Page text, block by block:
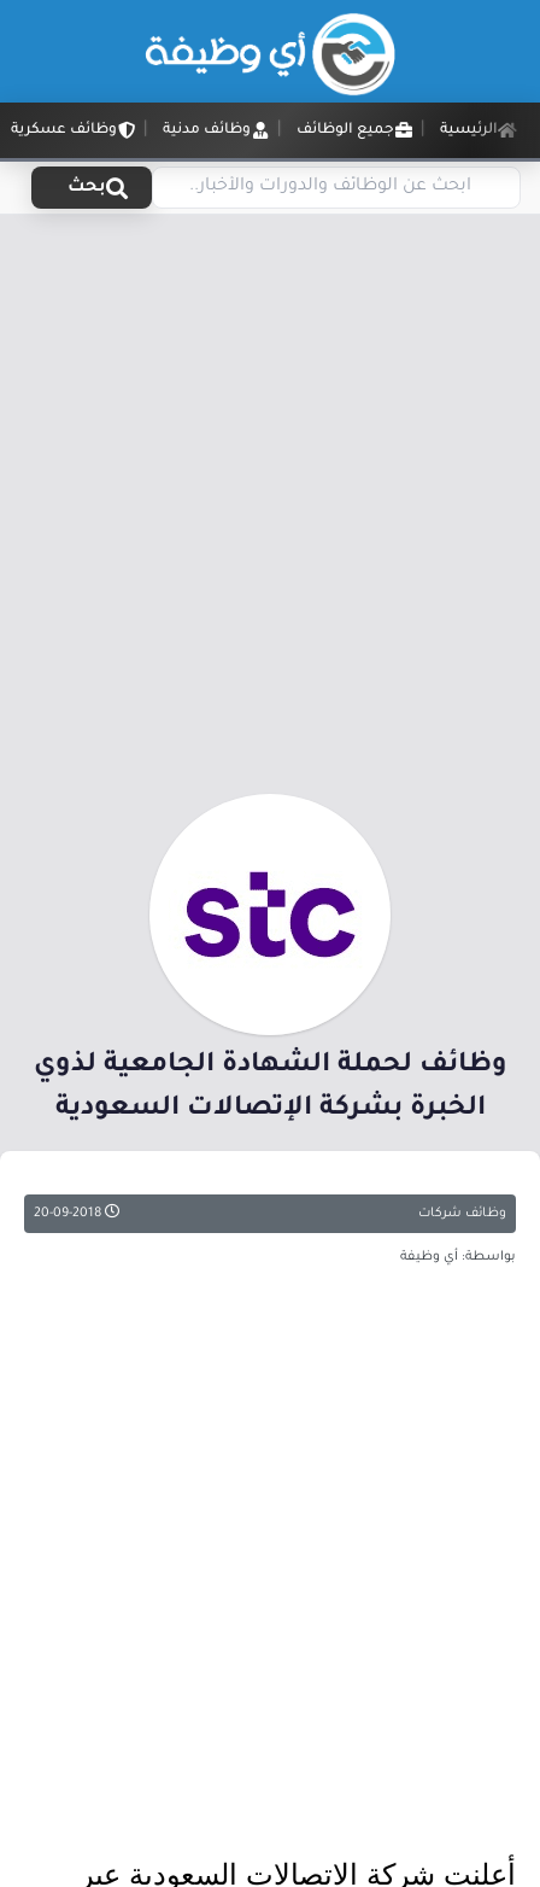
الرئيسية جميع الوظائف وظائف مدنية وظائف عسكرية
بحث
وظائف لحملة الشهادة الجامعية لذوي
الخبرة بشركة الإتصالات السعودية
وظائف شركات
بواسطة: أي وظيفة
أعلنت شركة الاتصالات السعودية عبر